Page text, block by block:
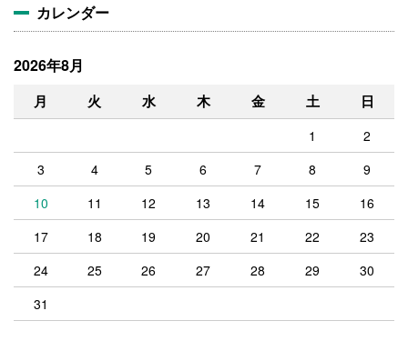
カレンダー
2026年8月
月 火 水 木 金 土 日
1
2
3
4 5 6 7 8
9
10
11 12 13 14 15
16
17
18 19 20 21 22
23
24
25 26 27 28 29
30
31